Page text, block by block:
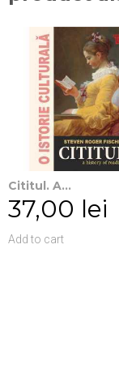
Cititul. A...
37,00 lei
Add to cart